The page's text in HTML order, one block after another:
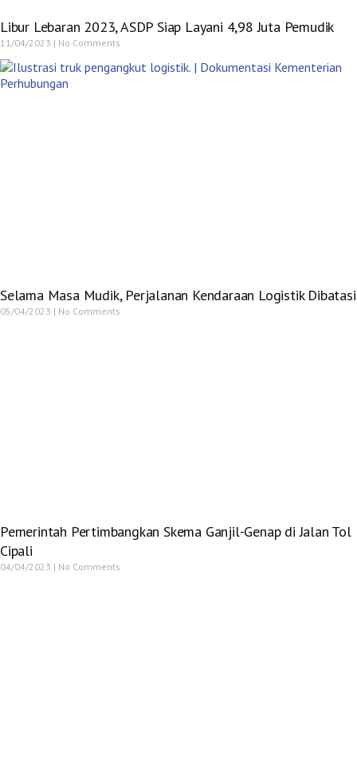
Libur Lebaran 2023, ASDP Siap Layani 4,98 Juta Pemudik
11/04/2023 No Comments
Selama Masa Mudik, Perjalanan Kendaraan Logistik Dibatasi
05/04/2023 No Comments
Pemerintah Pertimbangkan Skema Ganjil-Genap di Jalan Tol
Cipali
04/04/2023 No Comments